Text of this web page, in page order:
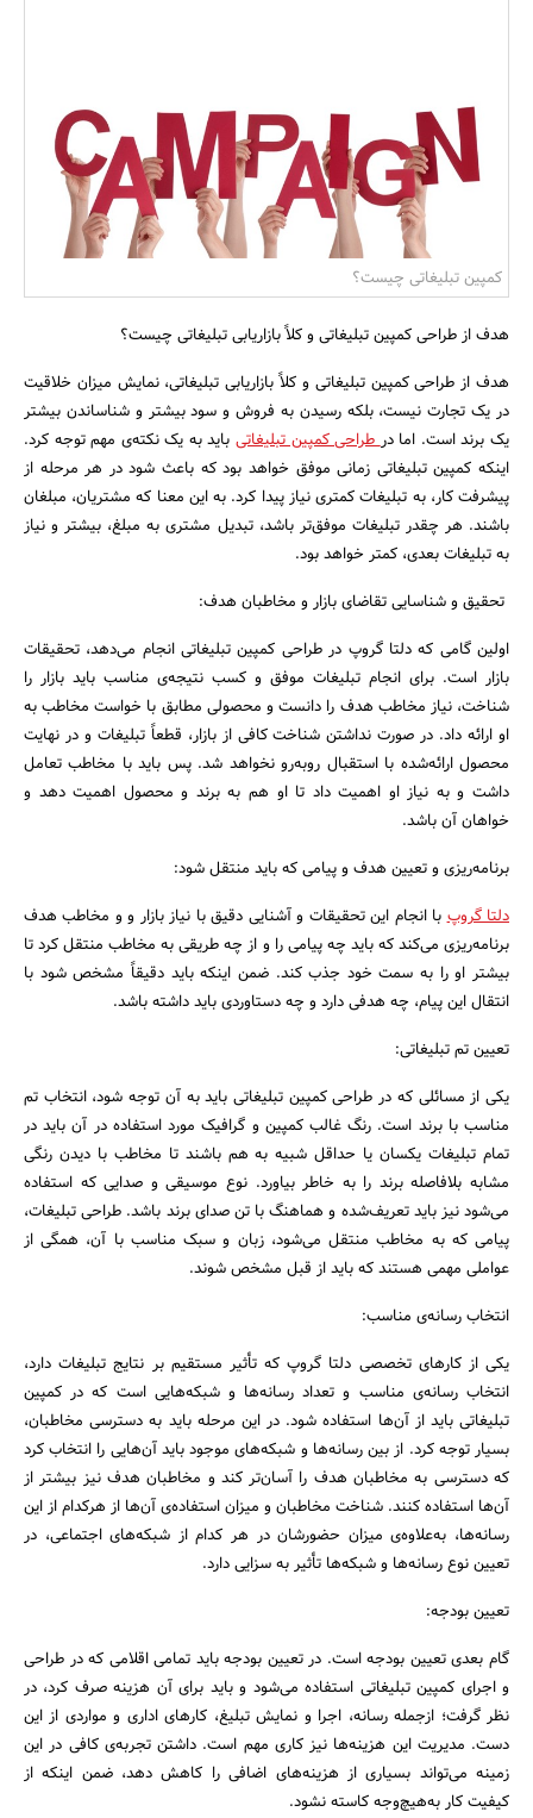
جستجو
کمپین تبلیغاتی چیست؟
هدف از طراحی کمپین تبلیغاتی و کلاً بازاریابی تبلیغاتی چیست؟
هدف از طراحی کمپین تبلیغاتی و کلاً بازاریابی تبلیغاتی، نمایش میزان خلاقیت
در یک تجارت نیست، بلکه رسیدن به فروش و سود بیشتر و شناساندن بیشتر
یک برند است. اما درطراحی کمپین تبلیغاتی باید به یک نکته‌ی مهم توجه کرد.
اینکه کمپین تبلیغاتی زمانی موفق خواهد بود که باعث شود در هر مرحله از
پیشرفت کار، به تبلیغات کمتری نیاز پیدا کرد. به این معنا که مشتریان، مبلغان
باشند. هر چقدر تبلیغات موفق‌تر باشد، تبدیل مشتری به مبلغ، بیشتر و نیاز
به تبلیغات بعدی، کمتر خواهد بود.
تحقیق و شناسایی تقاضای بازار و مخاطبان هدف:
اولین گامی که دلتا گروپ در طراحی کمپین تبلیغاتی انجام می‌دهد، تحقیقات
بازار است. برای انجام تبلیغات موفق و کسب نتیجه‌ی مناسب باید بازار را
شناخت، نیاز مخاطب هدف را دانست و محصولی مطابق با خواست مخاطب به
او ارائه داد. در صورت نداشتن شناخت کافی از بازار، قطعاً تبلیغات و در نهایت
محصول ارائه‌شده با استقبال رو‌به‌رو نخواهد شد. پس باید با مخاطب تعامل
داشت و به نیاز او اهمیت داد تا او هم به برند و محصول اهمیت دهد و
خواهان آن باشد.
برنامه‌ریزی و تعیین هدف و پیامی که باید منتقل شود:
دلتا گروپبا انجام این تحقیقات و آشنایی دقیق با نیاز بازار و و مخاطب هدف
برنامه‌ریزی می‌کند که باید چه پیامی را و از چه طریقی به مخاطب منتقل کرد تا
بیشتر او را به سمت خود جذب کند. ضمن اینکه باید دقیقاً مشخص شود با
انتقال این پیام، چه هدفی دارد و چه دستاوردی باید داشته باشد.
تعیین تم تبلیغاتی:
یکی از مسائلی که در طراحی کمپین تبلیغاتی باید به آن توجه شود، انتخاب تم
مناسب با برند است. رنگ غالب کمپین و گرافیک مورد استفاده در آن باید در
تمام تبلیغات یکسان یا حداقل شبیه به هم باشند تا مخاطب با دیدن رنگی
مشابه بلافاصله برند را به خاطر بیاورد. نوع موسیقی و صدایی که استفاده
می‌شود نیز باید تعریف‌شده و هماهنگ با تن صدای برند باشد. طراحی تبلیغات،
پیامی که به مخاطب منتقل می‌شود، زبان و سبک مناسب با آن، همگی از
عواملی مهمی هستند که باید از قبل مشخص شوند.
انتخاب رسانه‌ی مناسب:
یکی از کارهای تخصصی دلتا گروپ که تأثیر مستقیم بر نتایج تبلیغات دارد،
انتخاب رسانه‌ی مناسب و تعداد رسانه‌ها و شبکه‌هایی است که در کمپین
تبلیغاتی باید از آن‌ها استفاده شود. در این مرحله باید به دسترسی مخاطبان،
بسیار توجه کرد. از بین رسانه‌ها و شبکه‌های موجود باید آن‌هایی را انتخاب کرد
که دسترسی به مخاطبان هدف را آسان‌تر کند و مخاطبان هدف نیز بیشتر از
آن‌ها استفاده کنند. شناخت مخاطبان و میزان استفاده‌ی آن‌ها از هرکدام از این
رسانه‌ها، به‌علاوه‌ی میزان حضورشان در هر کدام از شبکه‌های اجتماعی، در
تعیین نوع رسانه‌ها و شبکه‌ها تأثیر به سزایی دارد.
تعیین بودجه:
گام بعدی تعیین بودجه است. در تعیین بودجه باید تمامی اقلامی که در طراحی
و اجرای کمپین تبلیغاتی استفاده می‌شود و باید برای آن هزینه صرف کرد، در
نظر گرفت؛ ازجمله رسانه، اجرا و نمایش تبلیغ، کارهای اداری و مواردی از این
دست. مدیریت این هزینه‌ها نیز کاری مهم است. داشتن تجربه‌ی کافی در این
زمینه می‌تواند بسیاری از هزینه‌های اضافی را کاهش دهد، ضمن اینکه از
کیفیت کار به‌هیچ‌وجه کاسته نشود.